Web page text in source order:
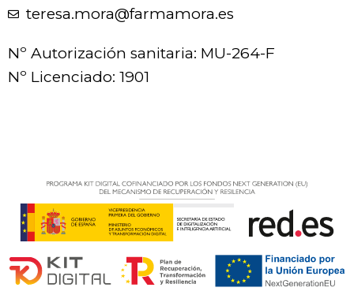
teresa.mora@farmamora.es
Nº Autorización sanitaria: MU-264-F
Nº Licenciado: 1901